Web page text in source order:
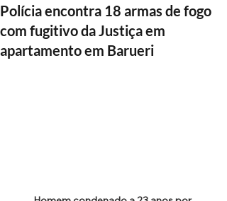
Polícia encontra 18 armas de fogo
com fugitivo da Justiça em
apartamento em Barueri